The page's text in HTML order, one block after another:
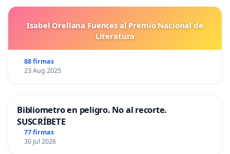
categorías más bajas:
Isabel Orellana Fuentes al Premio Nacional de
Literatura
88 firmas
23 Aug 2025
Bibliometro en peligro. No al recorte.
SUSCRÍBETE
77 firmas
30 Jul 2026